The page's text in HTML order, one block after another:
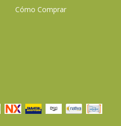
Cómo Comprar